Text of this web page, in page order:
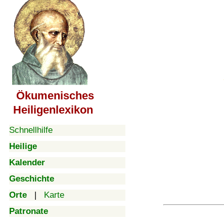
Ökumenisches
Heiligenlexikon
Schnellhilfe
Heilige
Kalender
Geschichte
Orte | Karte
Patronate